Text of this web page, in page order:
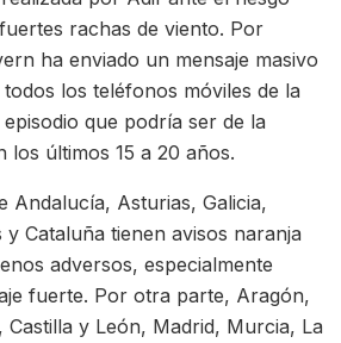
rachas de viento. Por
ha enviado un mensaje masivo
los teléfonos móviles de la
que podría ser de la
los últimos 15 a 20 años.
Andalucía, Asturias, Galicia,
y Cataluña tienen avisos naranja
adversos, especialmente
fuerte. Por otra parte, Aragón,
Castilla y León, Madrid, Murcia, La